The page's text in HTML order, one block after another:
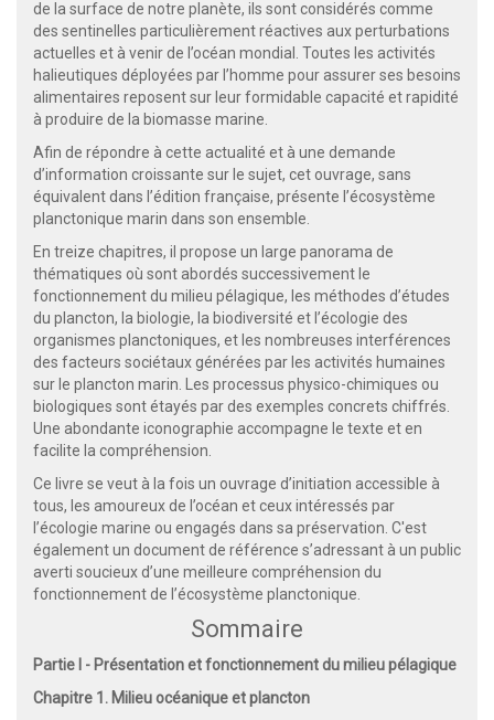
de la surface de notre planète, ils sont considérés comme
des sentinelles particulièrement réactives aux perturbations
actuelles et à venir de l’océan mondial. Toutes les activités
halieutiques déployées par l’homme pour assurer ses besoins
alimentaires reposent sur leur formidable capacité et rapidité
à produire de la biomasse marine.
Afin de répondre à cette actualité et à une demande
d’information croissante sur le sujet, cet ouvrage, sans
équivalent dans l’édition française, présente l’écosystème
planctonique marin dans son ensemble.
En treize chapitres, il propose un large panorama de
thématiques où sont abordés successivement le
fonctionnement du milieu pélagique, les méthodes d’études
du plancton, la biologie, la biodiversité et l’écologie des
organismes planctoniques, et les nombreuses interférences
des facteurs sociétaux générées par les activités humaines
sur le plancton marin. Les processus physico-chimiques ou
biologiques sont étayés par des exemples concrets chiffrés.
Une abondante iconographie accompagne le texte et en
facilite la compréhension.
Ce livre se veut à la fois un ouvrage d’initiation accessible à
tous, les amoureux de l’océan et ceux intéressés par
l’écologie marine ou engagés dans sa préservation. C'est
également un document de référence s’adressant à un public
averti soucieux d’une meilleure compréhension du
fonctionnement de l’écosystème planctonique.
Sommaire
Partie I - Présentation et fonctionnement du milieu pélagique
Chapitre 1. Milieu océanique et plancton